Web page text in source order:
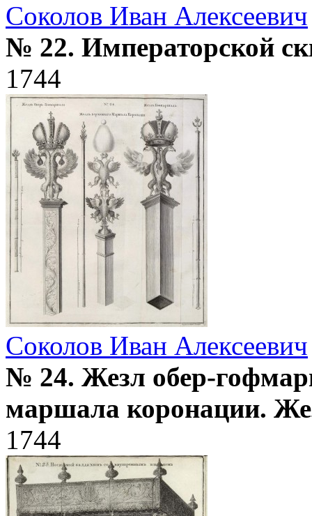
Соколов Иван Алексеевич
№ 22. Императорской
1744
Соколов Иван Алексеевич
№ 24. Жезл обер-
маршала коронации.
1744